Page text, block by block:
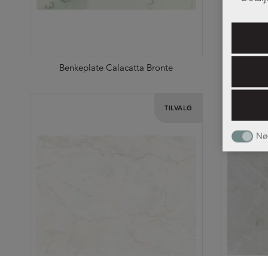
Benkeplate Calacatta Bronte
TILVALG